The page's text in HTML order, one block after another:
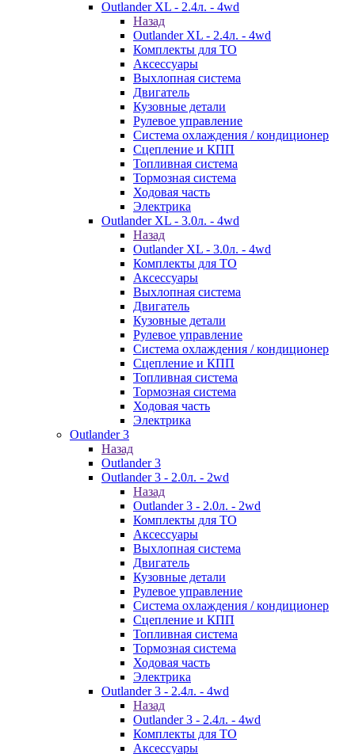
Outlander XL - 2.4л. - 4wd
Назад
Outlander XL - 2.4л. - 4wd
Комплекты для ТО
Аксессуары
Выхлопная система
Двигатель
Кузовные детали
Рулевое управление
Система охлаждения / кондиционер
Сцепление и КПП
Топливная система
Тормозная система
Ходовая часть
Электрика
Outlander XL - 3.0л. - 4wd
Назад
Outlander XL - 3.0л. - 4wd
Комплекты для ТО
Аксессуары
Выхлопная система
Двигатель
Кузовные детали
Рулевое управление
Система охлаждения / кондиционер
Сцепление и КПП
Топливная система
Тормозная система
Ходовая часть
Электрика
Outlander 3
Назад
Outlander 3
Outlander 3 - 2.0л. - 2wd
Назад
Outlander 3 - 2.0л. - 2wd
Комплекты для ТО
Аксессуары
Выхлопная система
Двигатель
Кузовные детали
Рулевое управление
Система охлаждения / кондиционер
Сцепление и КПП
Топливная система
Тормозная система
Ходовая часть
Электрика
Outlander 3 - 2.4л. - 4wd
Назад
Outlander 3 - 2.4л. - 4wd
Комплекты для ТО
Аксессуары